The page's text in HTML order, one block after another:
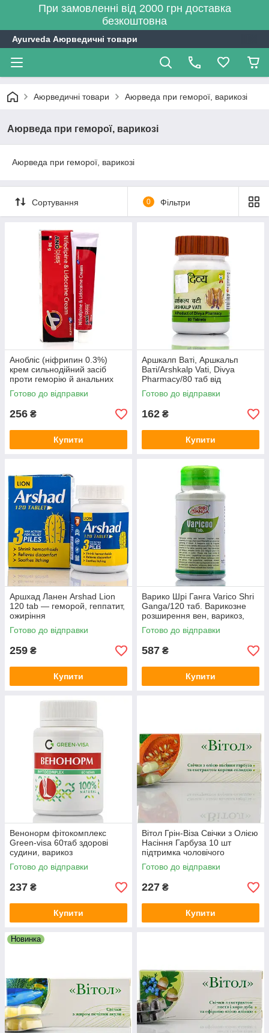
При замовленні від 2000 грн доставка
безкоштовна
Ayurveda Аюрведичні товари
Аюрведичні товари Аюрведа при геморої, варикозі
Аюрведа при геморої, варикозі
Аюрведа при геморої, варикозі
Сортування 0 Фільтри
Анобліс (ніфрипин 0.3%)
крем сильнодійний засіб
проти геморію й анальних
тріщин/30g.
Готово до відправки
256 ₴
Купити
Аршкалп Ваті, Аршкальп
Ваті/Arshkalp Vati, Divya
Pharmacy/80 таб від
гемороїдальних вузлів,
фістул, набряків,
Готово до відправки
162 ₴
Купити
Аршхад Ланен Arshad Lion
120 tab — геморой, геппатит,
ожиріння
Готово до відправки
259 ₴
Купити
Варико Шрі Ганга Varico Shri
Ganga/120 таб. Варикозне
розширення вен, варикоз,
тромбоз, флебіт
Готово до відправки
587 ₴
Купити
Венонорм фітокомплекс
Green-visa 60таб здорові
судини, варикоз
Готово до відправки
237 ₴
Купити
Вітол Грін-Віза Свічки з Олією
Насіння Гарбуза 10 шт
підтримка чоловічого
здоров’я та функцій
сечостатевої системи
Готово до відправки
227 ₴
Купити
Новинка